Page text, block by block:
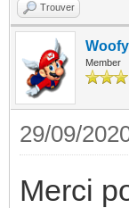
Trouver
Woofy
Member
29/09/
Merci